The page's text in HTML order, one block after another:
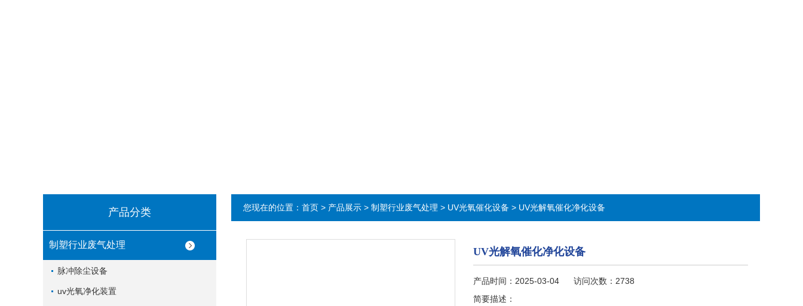
产品分类
制塑行业废气处理
脉冲除尘设备
uv光氧净化装置
您现在的位置： 首页 > 产品展示 > 制塑行业废气处理 > UV光氧催化设备 > UV光解氧催化净化设备
UV光解氧催化净化设备
产品时间：2025-03-04 访问次数：2738
简要描述：